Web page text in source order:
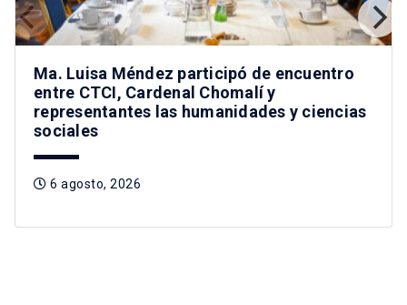
Ma. Luisa Méndez participó de encuentro
entre CTCI, Cardenal Chomalí y
representantes las humanidades y ciencias
sociales
6 agosto, 2026